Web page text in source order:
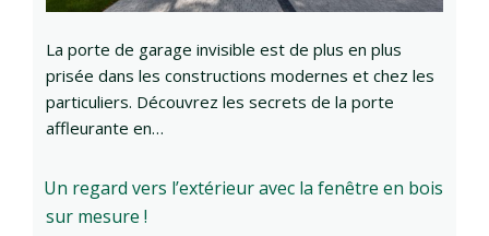
La porte de garage invisible est de plus en plus
prisée dans les constructions modernes et chez les
particuliers. Découvrez les secrets de la porte
affleurante en…
Un regard vers l’extérieur avec la fenêtre en bois
sur mesure !